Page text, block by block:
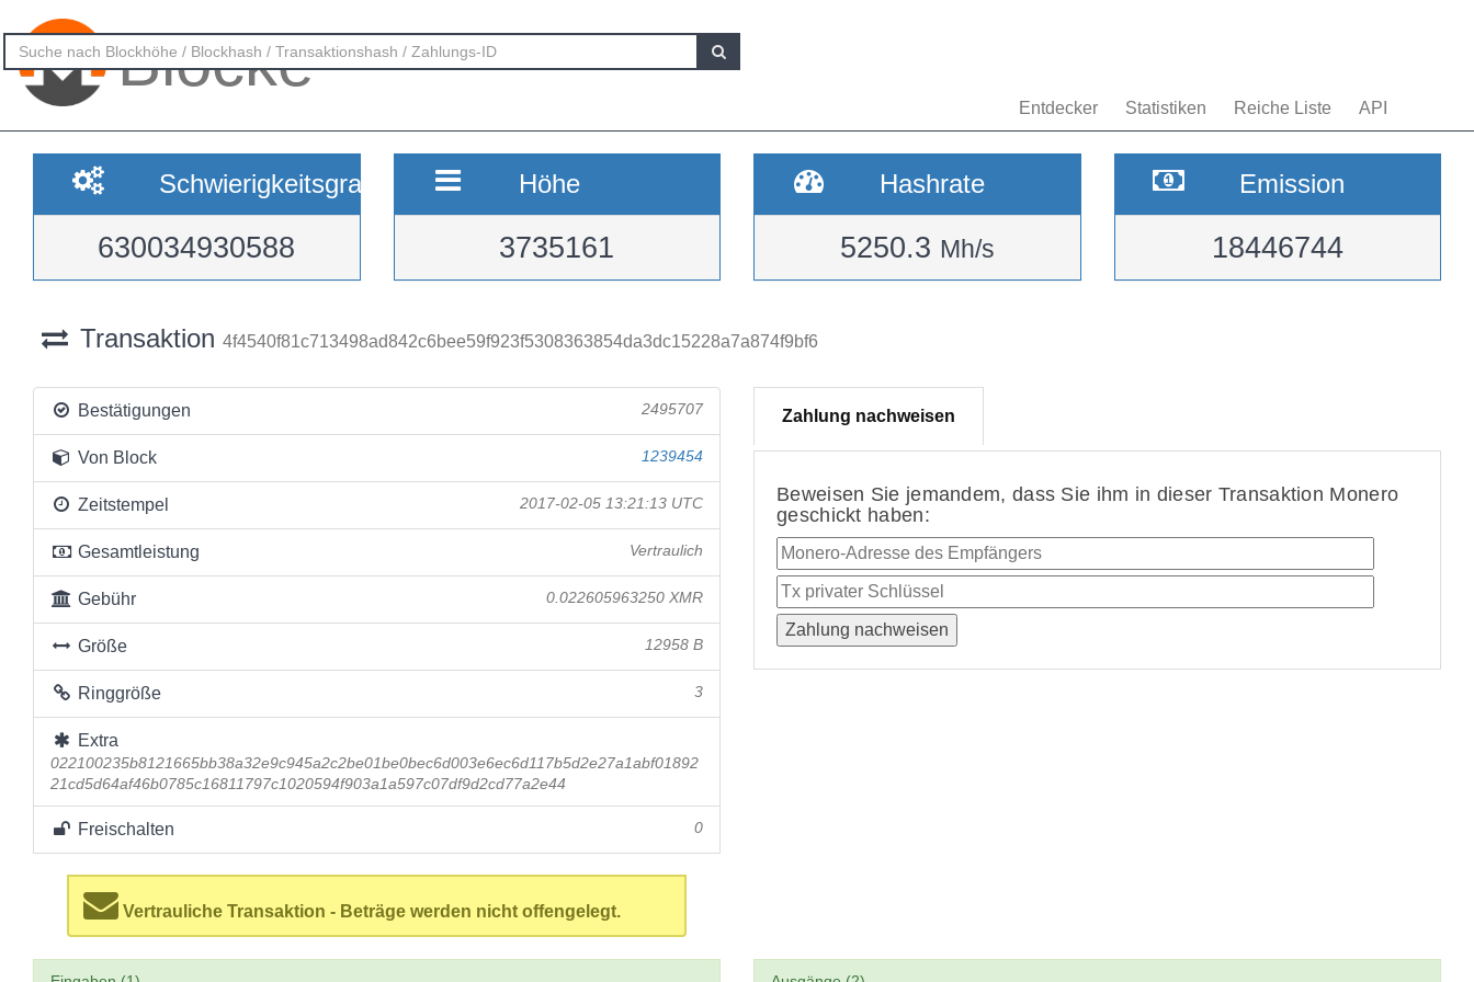
Blöcke
Entdecker Statistiken Reiche Liste API
Schwierigkeitsgrad
630034930588
Höhe
3735161
Hashrate
5250.3 Mh/s
Emission
18446744
Transaktion 4f4540f81c713498ad842c6bee59f923f5308363854da3dc15228a7a874f9bf6
Bestätigungen 2495707
Von Block 1239454
Zeitstempel 2017-02-05 13:21:13 UTC
Gesamtleistung Vertraulich
Gebühr 0.022605963250 XMR
Größe 12958 B
Ringgröße 3
Extra
022100235b8121665bb38a32e9c945a2c2be01be0bec6d003e6ec6d117b5d2e27a1abf01892
21cd5d64af46b0785c16811797c1020594f903a1a597c07df9d2cd77a2e44
Freischalten 0
Vertrauliche Transaktion - Beträge werden nicht offengelegt.
Zahlung nachweisen
Beweisen Sie jemandem, dass Sie ihm in dieser Transaktion Monero
geschickt haben: